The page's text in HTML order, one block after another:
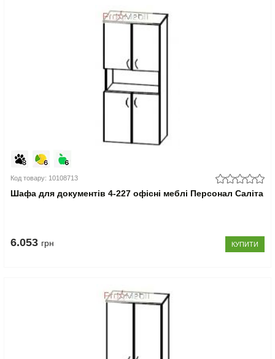
Код товару: 10108713
Шафа для документів 4-227 офісні меблі Персонал Саліта
6.053 грн КУПИТИ